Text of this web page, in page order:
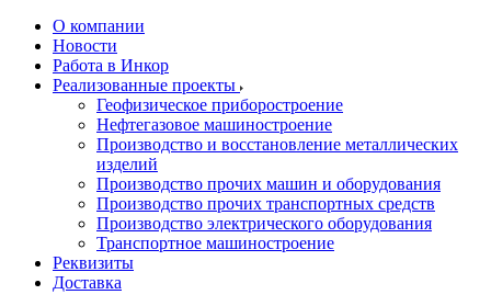
О компании
Новости
Работа в Инкор
Реализованные проекты
Геофизическое приборостроение
Нефтегазовое машиностроение
Производство и восстановление металлических
изделий
Производство прочих машин и оборудования
Производство прочих транспортных средств
Производство электрического оборудования
Транспортное машиностроение
Реквизиты
Доставка